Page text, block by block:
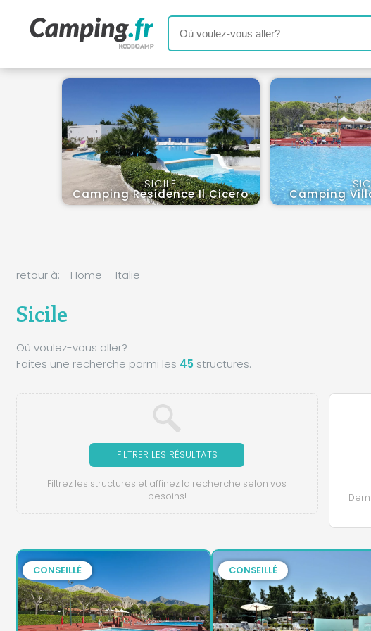
SICILE
Camping Residence Il Cicero Camping
retour à: Home - Italie
Sicile
Où voulez-vous aller?
Faites une recherche parmi les 45 structures.
FILTRER LES RÉSULTATS
Filtrez les structures et affinez la recherche selon vos
besoins!
CONSEILLÉ CONSEILLÉ